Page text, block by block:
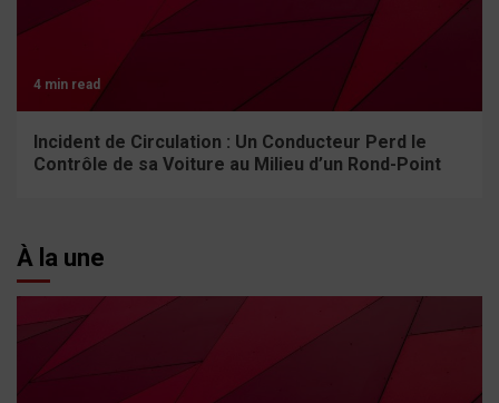
4 min read
Incident de Circulation : Un Conducteur Perd le
Contrôle de sa Voiture au Milieu d’un Rond-Point
À la une